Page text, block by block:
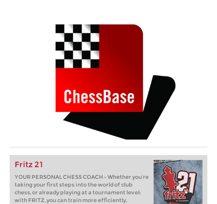
Fritz 21
YOUR PERSONAL CHESS COACH - Whether you’re
taking your first steps into the world of club
chess, or already playing at a tournament level:
with FRITZ, you can train more efficiently,